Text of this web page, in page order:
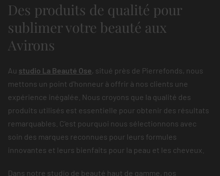
Des produits de qualité pour
sublimer votre beauté aux
Avirons
Au studio La Beauté Ose, situé près de Pierrefonds, nous
mettons un point d'honneur à offrir à nos clients une
expérience inégalée. Nous croyons que la qualité des
produits utilisés est essentielle pour obtenir des résultats
remarquables. C'est pourquoi nous sélectionnons avec
soin des marques reconnues pour leurs formules
innovantes et leurs bienfaits pour la peau et les cheveux.
Dans notre studio de beauté haut de gamme, nos